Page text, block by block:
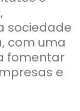
sociedade
com uma
fomentar
e